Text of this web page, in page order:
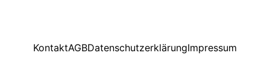
KontaktAGBDatenschutzerklärungImpressum